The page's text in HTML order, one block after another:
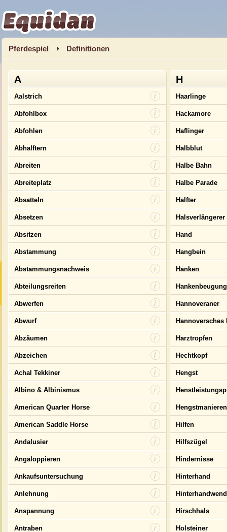
Equidan
Pferdespiel Definitionen
A
Aalstrich
Abfohlbox
Abfohlen
Abhalftern
Abreiten
Abreiteplatz
Absatteln
Absetzen
Absitzen
Abstammung
Abstammungsnachweis
Abteilungsreiten
Abwerfen
Abwurf
Abzäumen
Abzeichen
Achal Tekkiner
Albino & Albinismus
American Quarter Horse
American Saddle Horse
Andalusier
Angaloppieren
Ankaufsuntersuchung
Anlehnung
Anspannung
Antraben
H
Haarlinge
Hackamore
Haflinger
Halbblut
Halbe Bahn
Halbe Parade
Halfter
Halsverlängerer
Hand
Hangbein
Hanken
Hankenbeugung
Hannoveraner
Hannoversches
Harztropfen
Hechtkopf
Hengst
Hengstmanieren
Hilfen
Hilfszügel
Hindernisse
Hinterhand
Hirschhals
Holsteiner